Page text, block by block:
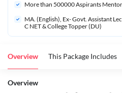
More than 500000 Aspirants
MA. (English), Ex- Govt. Assistant
C NET & College Topper (DU)
Overview This Package Includes
Overview